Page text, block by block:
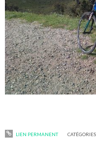
LIEN PERMANENT